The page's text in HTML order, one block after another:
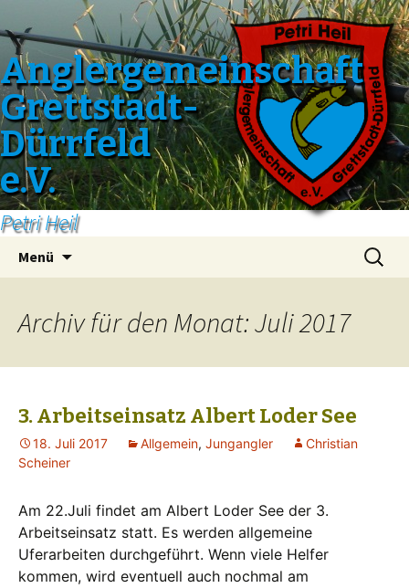
Anglergemeinschaft
Grettstadt-
Dürrfeld
e.V.
Petri Heil
Menü
Suchen
nach:
Archiv für den Monat: Juli 2017
3. Arbeitseinsatz Albert Loder See
18. Juli 2017 Allgemein, Jungangler
Christian
Scheiner
Am 22.Juli findet am Albert Loder See der 3.
Arbeitseinsatz statt. Es werden allgemeine
Uferarbeiten durchgeführt. Wenn viele Helfer
kommen, wird eventuell auch nochmal am